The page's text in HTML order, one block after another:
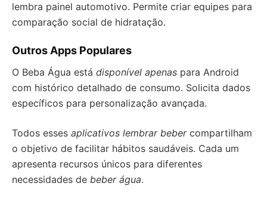
lembra painel automotivo. Permite criar equipes para
comparação social de hidratação.
Outros Apps Populares
O Beba Água está disponível apenas para Android
com histórico detalhado de consumo. Solicita dados
específicos para personalização avançada.
Todos esses aplicativos lembrar bebercompartilham
o objetivo de facilitar hábitos saudáveis. Cada um
apresenta recursos únicos para diferentes
necessidades de beber água.